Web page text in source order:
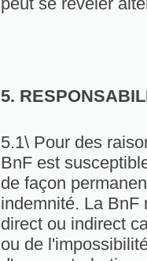
5.
5.1\ Pour des
BnF est
de façon
indemnité. La BnF
direct ou indirect
ou de